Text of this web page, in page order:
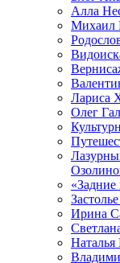
Алла
Михаил
Лариса
Олег
Ирина